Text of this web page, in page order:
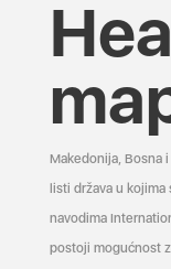
Makedonija, Bosna
listi država u
navodima
postoji mogućnost